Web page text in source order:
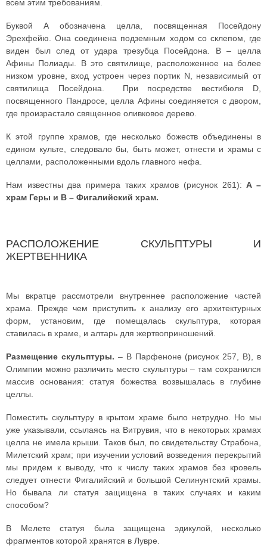
всем этим требованиям.
Буквой A обозначена целла, посвященная Посейдону
Эрехфейю. Она соединена подземным ходом со склепом, где
виден был след от удара трезубца Посейдона. B – целла
Афины Полиады. В это святилище, расположенное на более
низком уровне, вход устроен через портик N, независимый от
святилища Посейдона. При посредстве вестибюля D,
посвященного Пандросе, целла Афины соединяется с двором,
где произрастало священное оливковое дерево.
К этой группе храмов, где несколько божеств объединены в
едином культе, следовало бы, быть может, отнести и храмы с
целлами, расположенными вдоль главного нефа.
Нам известны два примера таких храмов (рисунок 261):A –
храм Геры и B – Фигалийский храм.
РАСПОЛОЖЕНИЕ СКУЛЬПТУРЫ И
ЖЕРТВЕННИКА
Мы вкратце рассмотрели внутреннее расположение частей
храма. Прежде чем приступить к анализу его архитектурных
форм, установим, где помещалась скульптура, которая
ставилась в храме, и алтарь для жертвоприношений.
Размещение скульптуры. – В Парфеноне (рисунок 257, B), в
Олимпии можно различить место скульптуры – там сохранился
массив основания: статуя божества возвышалась в глубине
целлы.
Поместить скульптуру в крытом храме было нетрудно. Но мы
уже указывали, ссылаясь на Витрувия, что в некоторых храмах
целла не имела крыши. Таков был, по свидетельству Страбона,
Милетский храм; при изучении условий возведения перекрытий
мы придем к выводу, что к числу таких храмов без кровель
следует отнести Фигалийский и большой Селинунтский храмы.
Но бывала ли статуя защищена в таких случаях и каким
способом?
В Мелете статуя была защищена эдикулой, несколько
фрагментов которой хранятся в Лувре.